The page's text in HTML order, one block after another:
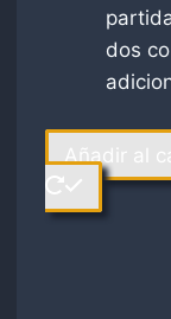
dos
Añadir al